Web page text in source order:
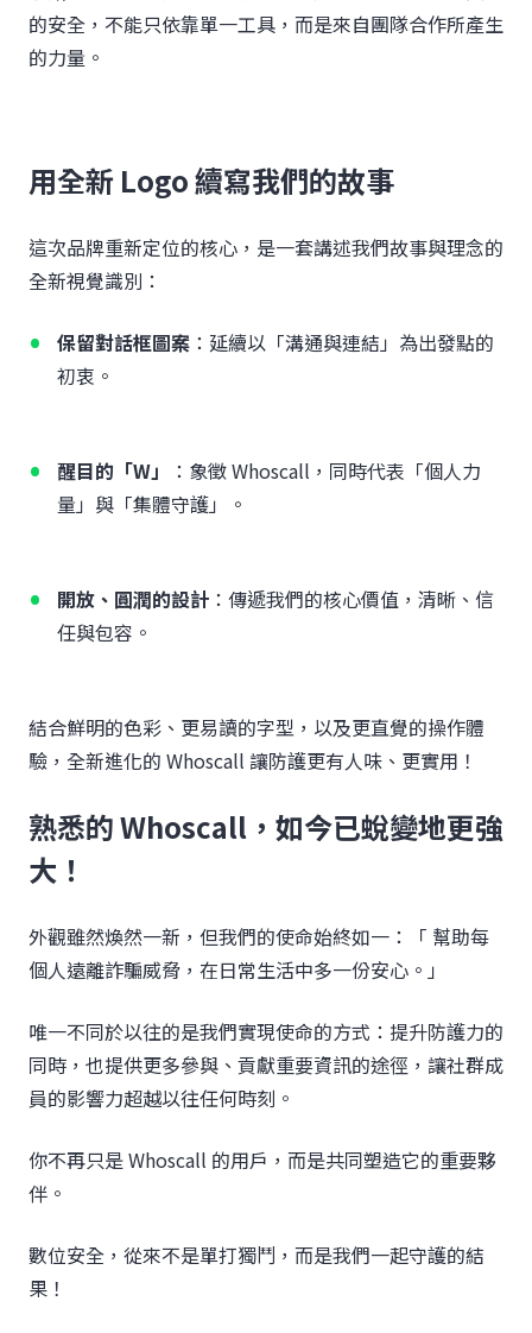
的安全，不能只依靠單一工具，而是來自團隊合作所產生
的力量。
用全新 Logo 續寫我們的故事
這次品牌重新定位的核心，是一套講述我們故事與理念的
全新視覺識別：
保留對話框圖案 ：延續以「溝通與連結」為出發點的
初衷。
醒目的「W」
：象徵 Whoscall，同時代表「個人力
量」與「集體守護」。
開放、圓潤的設計 ：傳遞我們的核心價值，清晰、信
任與包容。
結合鮮明的色彩、更易讀的字型，以及更直覺的操作體
驗，全新進化的 Whoscall 讓防護更有人味、更實用！
熟悉的 Whoscall，如今已蛻變地更強
大！
外觀雖然煥然一新，但我們的使命始終如一：「 幫助每
個人遠離詐騙威脅，在日常生活中多一份安心。」
唯一不同於以往的是我們實現使命的方式：提升防護力的
同時，也提供更多參與、貢獻重要資訊的途徑，讓社群成
員的影響力超越以往任何時刻。
你不再只是 Whoscall 的用戶，而是共同塑造它的重要夥
伴。
數位安全，從來不是單打獨鬥，而是我們一起守護的結
果！